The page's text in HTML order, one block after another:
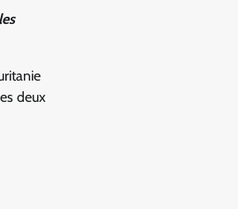
deux